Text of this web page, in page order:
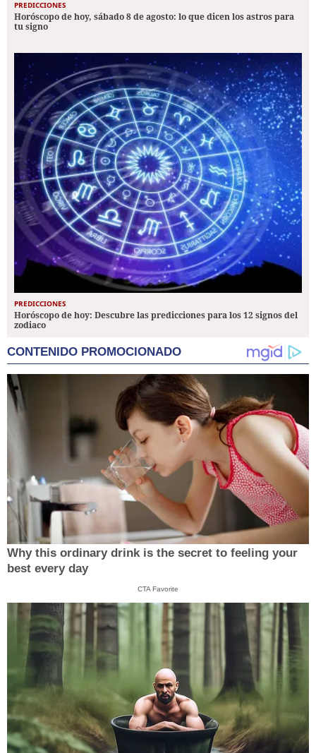
PREDICCIONES
Horóscopo de hoy, sábado 8 de agosto: lo que dicen los astros para
tu signo
PREDICCIONES
Horóscopo de hoy: Descubre las predicciones para los 12 signos del
zodiaco
CONTENIDO PROMOCIONADO
Why this ordinary drink is the secret to feeling your
best every day
CTA Favorite